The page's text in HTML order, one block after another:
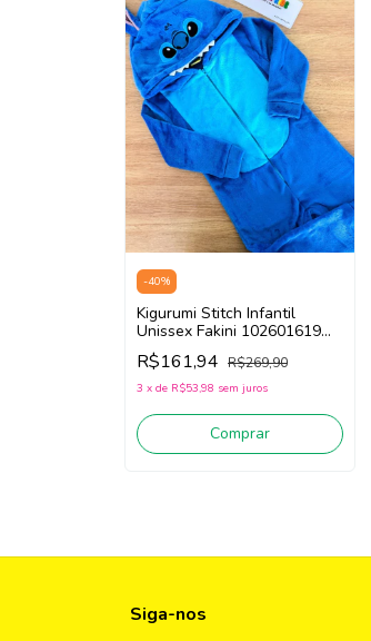
-40%
Kigurumi Stitch Infantil
Unissex Fakini 102601619
(Azul)
R$161,94 R$269,90
3 x de R$53,98 sem juros
Comprar
Siga-nos